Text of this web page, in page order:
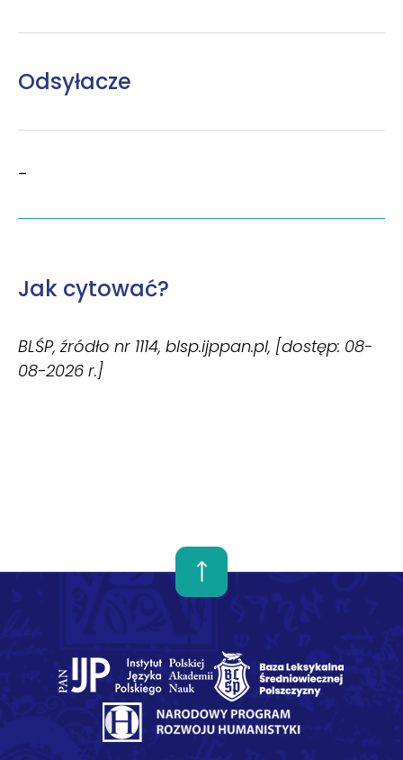
Odsyłacze
–
Jak cytować?
BLŚP, źródło nr 1114, blsp.ijppan.pl, [dostęp: 08-
08-2026 r.]